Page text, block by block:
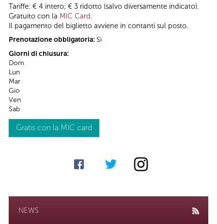
Tariffe: € 4 intero; € 3 ridotto (salvo diversamente indicato).
Gratuito con la MIC Card.
Il pagamento del biglietto avviene in contanti sul posto.
Prenotazione obbligatoria: Sì
Giorni di chiusura:
Dom
Lun
Mar
Gio
Ven
Sab
Gratis con la MIC card
NEWS